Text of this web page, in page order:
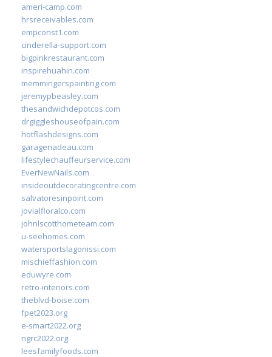
ameri-camp.com
hrsreceivables.com
empconst1.com
cinderella-support.com
bigpinkrestaurant.com
inspirehuahin.com
memmingerspainting.com
jeremypbeasley.com
thesandwichdepotcos.com
drgiggleshouseofpain.com
hotflashdesigns.com
garagenadeau.com
lifestylechauffeurservice.com
EverNewNails.com
insideoutdecoratingcentre.com
salvatoresinpoint.com
jovialfloralco.com
johnlscotthometeam.com
u-seehomes.com
watersportslagonissi.com
mischieffashion.com
eduwyre.com
retro-interiors.com
theblvd-boise.com
fpet2023.org
e-smart2022.org
ngrc2022.org
leesfamilyfoods.com